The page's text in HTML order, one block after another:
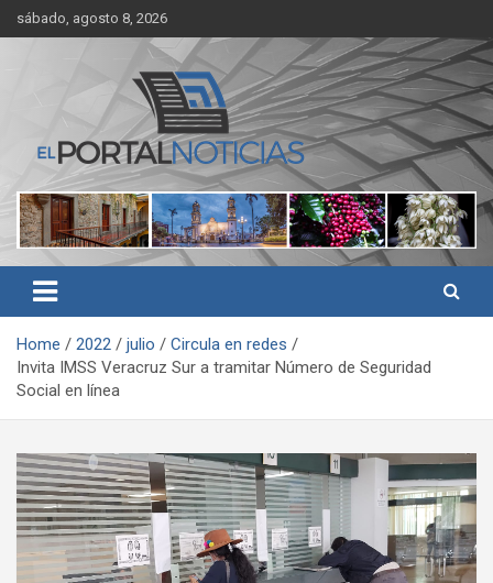
Skip
to
sábado, agosto 8, 2026
El Portal Noticias
Noticias de Córdoba, Veracruz y al región
Home 2022 julio
Circula en redes
Invita IMSS Veracruz Sur a tramitar Número de Seguridad
Social en línea